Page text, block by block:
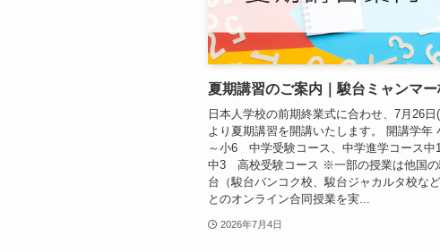
夏期講習のご案内｜駿台ミャンマー
日本人学校の前期終業式に合わせ、7月26日
より夏期講習を開講いたします。 開講学年
～小6 中学受験コース、中学進学コース中
中3 高校受験コース ※一部の授業は他国の
台（駿台バンコク校、駿台ジャカルタ校など
とのオンライン合同授業を実...
2026年7月4日